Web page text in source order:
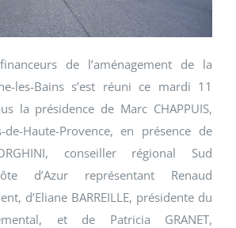
de l’aménagement de la
les-Bains s’est réuni ce mardi 11
la présidence de Marc CHAPPUIS,
Haute-Provence, en présence de
conseiller régional Sud
Côte d’Azur représentant Renaud
d’Eliane BARREILLE, présidente du
et de Patricia GRANET,